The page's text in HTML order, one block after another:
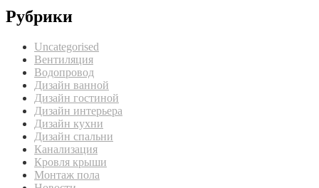
Рубрики
Uncategorised
Вентиляция
Водопровод
Дизайн ванной
Дизайн гостиной
Дизайн интерьера
Дизайн кухни
Дизайн спальни
Канализация
Кровля крыши
Монтаж пола